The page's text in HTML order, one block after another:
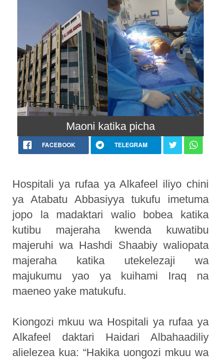
Maoni katika picha
FACEBOOK TELEGRAM
Hospitali ya rufaa ya Alkafeel iliyo chini
ya Atabatu Abbasiyya tukufu imetuma
jopo la madaktari walio bobea katika
kutibu majeraha kwenda kuwatibu
majeruhi wa Hashdi Shaabiy waliopata
majeraha katika utekelezaji wa
majukumu yao ya kuihami Iraq na
maeneo yake matukufu.
Kiongozi mkuu wa Hospitali ya rufaa ya
Alkafeel daktari Haidari Albahaadiliy
alielezea kua: “Hakika uongozi mkuu wa